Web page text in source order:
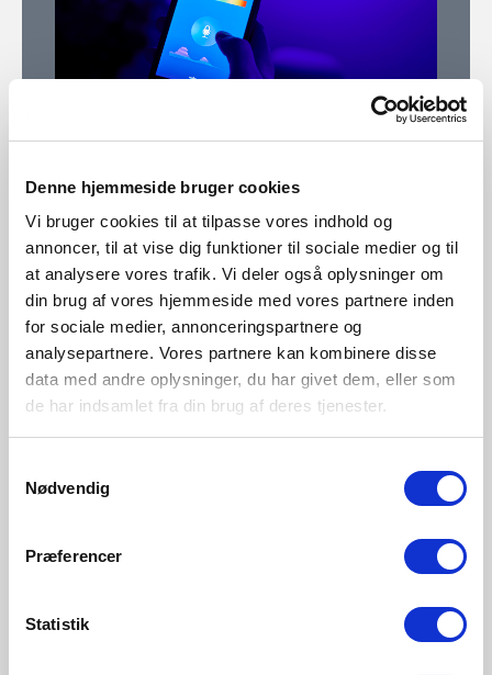
Denne hjemmeside bruger cookies
Vi bruger cookies til at tilpasse vores indhold og
annoncer, til at vise dig funktioner til sociale medier og til
at analysere vores trafik. Vi deler også oplysninger om
din brug af vores hjemmeside med vores partnere inden
for sociale medier, annonceringspartnere og
analysepartnere. Vores partnere kan kombinere disse
data med andre oplysninger, du har givet dem, eller som
de har indsamlet fra din brug af deres tjenester.
Nødvendig
Præferencer
Statistik
Perfekt belysning för alla med Nordlux
Smart
Med Nordlux Smart kan du styra och justera din
belysning från din smartphone, surfplatta eller
fjärrkontroll med en enkel och snabb inställning som
bara tar 60 sekunder.